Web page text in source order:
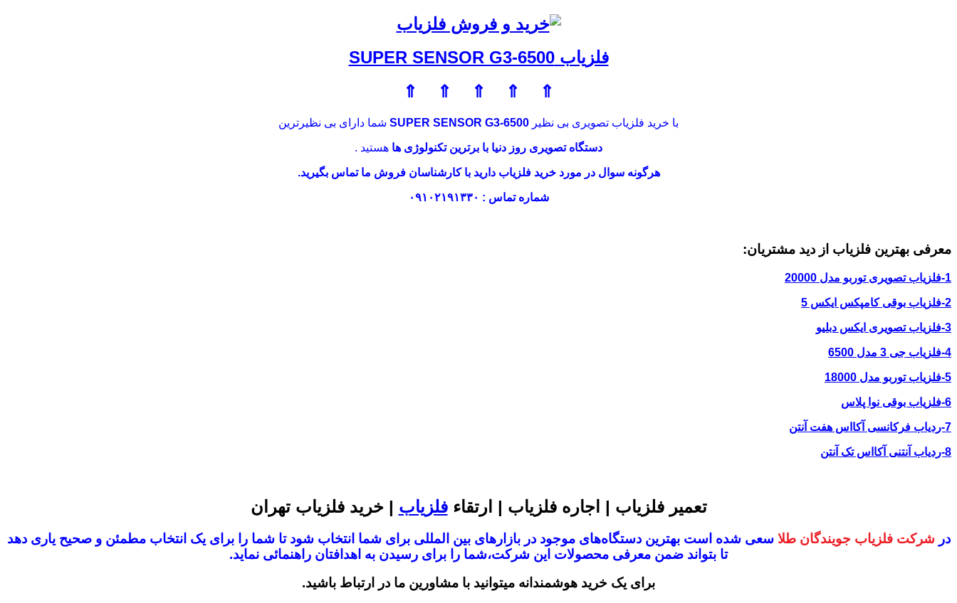
فلزیاب SUPER SENSOR G3-6500
⇑ ⇑ ⇑ ⇑ ⇑
با خرید فلزیاب تصویری بی نظیر SUPER SENSOR G3-6500 شما دارای بی نظیرترین
دستگاه تصویری روز دنیا با برترین تکنولوژی ها هستید .
هرگونه سوال در مورد خرید فلزیاب دارید با کارشناسان فروش ما تماس بگیرید.
شماره تماس : ۰۹۱۰۲۱۹۱۳۳۰
معرفی بهترین فلزیاب از دید مشتریان:
1-فلزیاب تصویری توربو مدل 20000
2-فلزیاب بوقی کامپکس ایکس 5
3-فلزیاب تصویری ایکس دبلیو
4-فلزیاب جی 3 مدل 6500
5-فلزیاب توربو مدل 18000
6-فلزیاب بوقی نوا پلاس
7-ردیاب فرکانسی آکااس هفت آنتن
8-ردیاب آنتنی آکااس تک آنتن
تعمیر فلزیاب | اجاره فلزیاب | ارتقاءفلزیاب | خرید فلزیاب تهران
در شرکت فلزیاب جویندگان طلا سعی شده است بهترین دستگاه‌های موجود دربازار‌های بین المللی برای شما انتخاب شودتا شما را برای یک انتخاب مطمئن و صحیح یاری دهد
تا بتواند ضمن معرفی محصولات این شرکت،شما را برای رسیدن به اهدافتان راهنمائی نماید.
برای یک خرید هوشمندانه میتوانید با مشاورین ما در ارتباط باشید.